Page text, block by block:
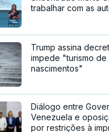
trabalhar com as
Trump assina
impede "turismo de
nascimentos"
Diálogo entre
Venezuela e
por restrições à